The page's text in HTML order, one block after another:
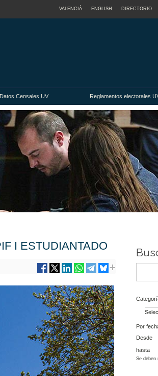
VALENCIÀ ENGLISH DIRECTORIO
Datos Censales UV Reglamentos electorales
I ESTUDIANTADO
Por
Desde
hasta
Se deben